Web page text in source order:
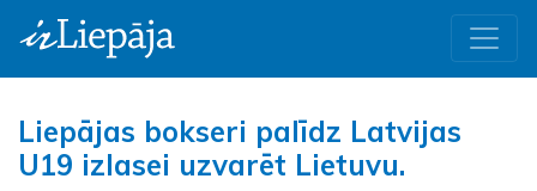
Liepājas bokseri palīdz Latvijas
U19 izlasei uzvarēt Lietuvu.